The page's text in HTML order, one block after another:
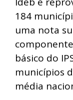
184
uma nota
básico do
municípios
média